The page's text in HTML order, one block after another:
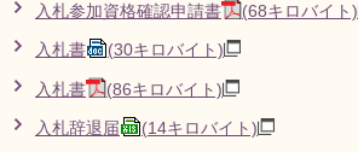
入札参加資格確認申請書 (68キロバイト)
入札書 (30キロバイト)
入札書 (86キロバイト)
入札辞退届 (14キロバイト)